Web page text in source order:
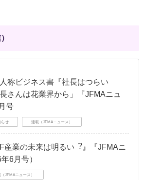
称ビジネス書『社長はつらい
さんは花業界から」『JFMAニュ
号
らせ 連載（JFMAニュース）
産業の未来は明るい︖』『JFMAニ
6月号）
（JFMAニュース）